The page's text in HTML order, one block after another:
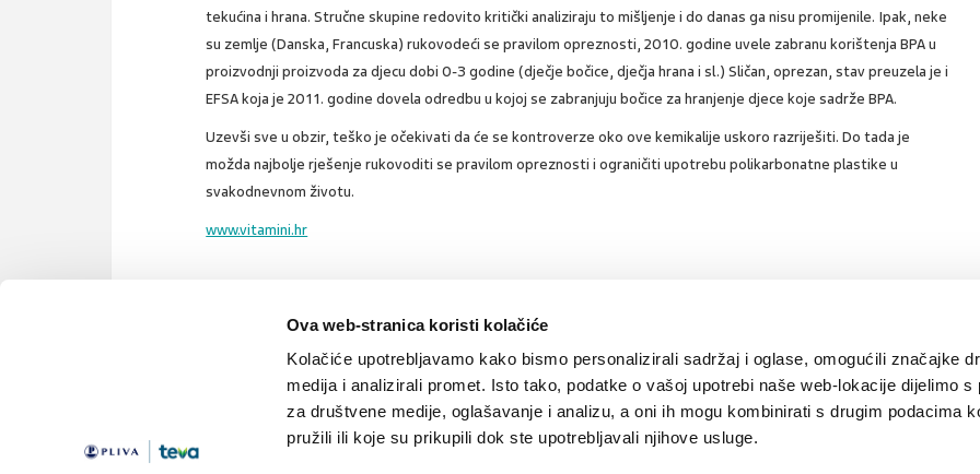
Ova web-stranica koristi kolačiće
Kolačiće upotrebljavamo kako bismo personalizirali sadržaj i oglase, omogućili značajke
medija i analizirali promet. Isto tako, podatke o vašoj upotrebi naše web-lokacije dijelimo s
za društvene medije, oglašavanje i analizu, a oni ih mogu kombinirati s drugim podacima
pružili ili koje su prikupili dok ste upotrebljavali njihove usluge.
tekućina i hrana. Stručne skupine redovito kritički analiziraju to mišljenje i do danas ga nisu promijenile. Ipak, neke
su zemlje (Danska, Francuska) rukovodeći se pravilom opreznosti, 2010. godine uvele zabranu korištenja BPA u
proizvodnji proizvoda za djecu dobi 0-3 godine (dječje bočice, dječja hrana i sl.) Sličan, oprezan, stav preuzela je i
EFSA koja je 2011. godine dovela odredbu u kojoj se zabranjuju bočice za hranjenje djece koje sadrže BPA.
Uzevši sve u obzir, teško je očekivati da će se kontroverze oko ove kemikalije uskoro razriješiti. Do tada je
možda najbolje rješenje rukovoditi se pravilom opreznosti i ograničiti upotrebu polikarbonatne plastike u
svakodnevnom životu.
www.vitamini.hr